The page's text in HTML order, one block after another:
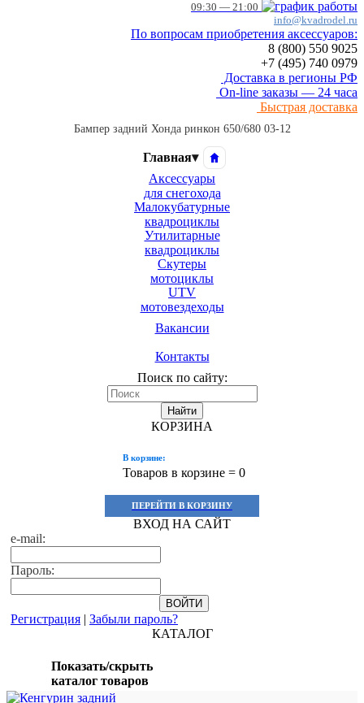
09:30 — 21:00
info@kvadrodel.ru
По вопросам приобретения аксессуаров:
8 (800) 550 9025
+7 (495) 740 0979
Доставка в регионы РФ
On-line заказы — 24 часа
Быстрая доставка
Бампер задний Хонда ринкон 650/680 03-12
Главная▾
Аксессуары
для снегохода
Малокубатурные
квадроциклы
Утилитарные
квадроциклы
Скутеры
мотоциклы
UTV
мотовездеходы
Вакансии
Контакты
Поиск по сайту:
Найти
КОРЗИНА
В корзине:
Товаров в корзине = 0
ПЕРЕЙТИ В КОРЗИНУ
ВХОД НА САЙТ
e-mail:
Пароль:
Регистрация | Забыли пароль?
КАТАЛОГ
Показать/скрыть
каталог товаров